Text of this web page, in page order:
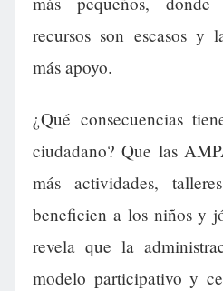
recursos son escasos y
más apoyo.
¿Qué consecuencias
ciudadano? Que las
más actividades,
beneficien a los niños y
revela que la
modelo participativo y